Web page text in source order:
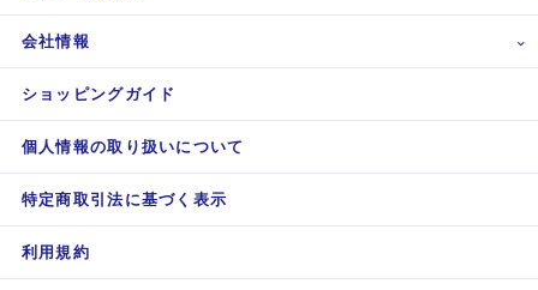
会社情報
ショッピングガイド
個人情報の取り扱いについて
特定商取引法に基づく表示
利用規約